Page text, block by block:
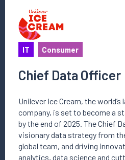
IT Consumer
Chief Data Officer
Unilever Ice Cream, the
company, is set to become a
by the end of 2025. The Chief
visionary data strategy from
global team, and driving
analytics, data science and